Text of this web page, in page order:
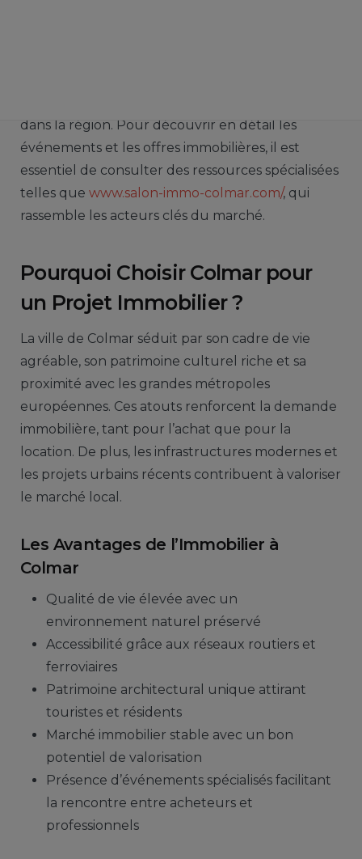
dans la région. Pour découvrir en détail les
événements et les offres immobilières, il est
essentiel de consulter des ressources spécialisées
telles que www.salon-immo-colmar.com/, qui
rassemble les acteurs clés du marché.
Pourquoi Choisir Colmar pour
un Projet Immobilier ?
La ville de Colmar séduit par son cadre de vie
agréable, son patrimoine culturel riche et sa
proximité avec les grandes métropoles
européennes. Ces atouts renforcent la demande
immobilière, tant pour l’achat que pour la
location. De plus, les infrastructures modernes et
les projets urbains récents contribuent à valoriser
le marché local.
Les Avantages de l’Immobilier à
Colmar
Qualité de vie élevée avec un
environnement naturel préservé
Accessibilité grâce aux réseaux routiers et
ferroviaires
Patrimoine architectural unique attirant
touristes et résidents
Marché immobilier stable avec un bon
potentiel de valorisation
Présence d’événements spécialisés facilitant
la rencontre entre acheteurs et
professionnels